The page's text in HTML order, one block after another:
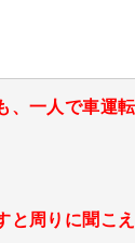
、一人で車運
と周りに聞こ